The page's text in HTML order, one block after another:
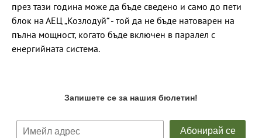
през тази година може да бъде сведено и само до пети
блок на АЕЦ „Козлодуй“ - той да не бъде натоварен на
пълна мощност, когато бъде включен в паралел с
енергийната система.